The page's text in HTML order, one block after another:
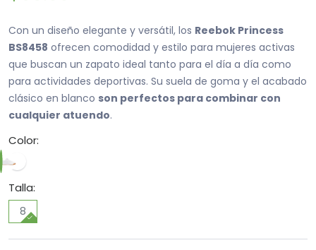
Con un diseño elegante y versátil, los Reebok Princess
BS8458 ofrecen comodidad y estilo para mujeres activas
que buscan un zapato ideal tanto para el día a día como
para actividades deportivas. Su suela de goma y el acabado
clásico en blanco son perfectos para combinar con
cualquier atuendo.
Color:
Talla:
8